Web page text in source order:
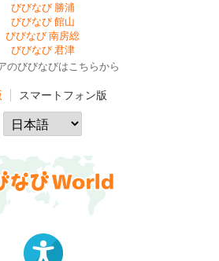
びびなび 勝浦
びびなび 館山
びびなび 南房総
びびなび 君津
のびびなびはこちらから
スマートフォン版